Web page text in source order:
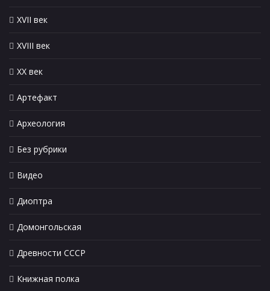
XVII век
XVIII век
XX век
Артефакт
Археология
Без рубрики
Видео
Диоптра
Домонгольская
Древности СССР
Книжная полка